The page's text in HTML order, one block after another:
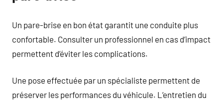
Un pare-brise en bon état garantit une conduite plus
confortable. Consulter un professionnel en cas d’impact
permettent d’éviter les complications.
Une pose effectuée par un spécialiste permettent de
préserver les performances du véhicule. L’entretien du